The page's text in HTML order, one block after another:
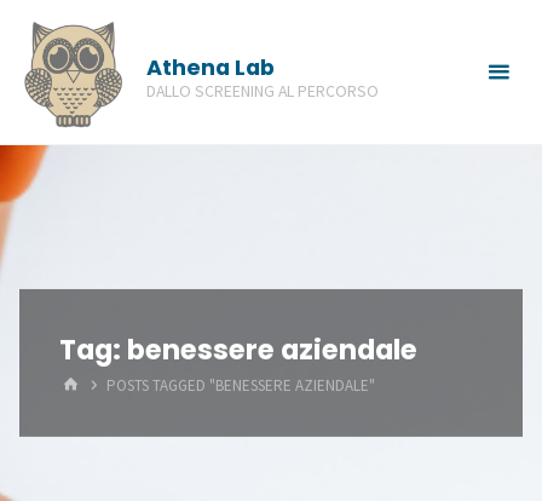
Skip
content
Athena Lab
DALLO SCREENING AL PERCORSO
Tag: benessere aziendale
HOMEPOSTS TAGGED "BENESSERE AZIENDALE"